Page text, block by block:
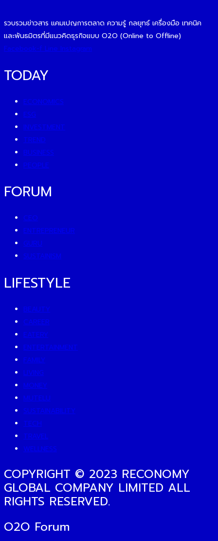
รวบรวมข่าวสาร แคมเปญการตลาด ความรู้ กลยุทธ์ เครื่องมือ เทคนิค
และพันธมิตรที่มีแนวคิดธุรกิจแบบ O2O (Online to Offline)
Facebook-f Line Instagram
TODAY
ECONOMICS
ESG
INVESTMENT
TREND
BUSINESS
PEOPLE
FORUM
CEO
ENTREPRENEUR
GURU
SUSTAINISM
LIFESTYLE
BEAUTY
CAREER
EATERY
ENTERTAINMENT
FAMILY
LIVING
MONEY
MUTELU
SUSTAINABILITY
TECH
TRAVEL
WELLNESS
COPYRIGHT © 2023 RECONOMY
GLOBAL COMPANY LIMITED ALL
RIGHTS RESERVED.
O2O Forum